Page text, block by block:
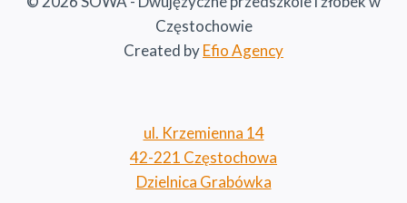
Częstochowie
Created byEfio Agency
ul. Krzemienna 14
42-221 Częstochowa
Dzielnica Grabówka